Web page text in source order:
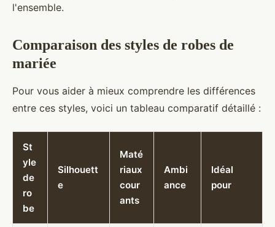
l'ensemble.
Comparaison des styles de robes de
mariée
Pour vous aider à mieux comprendre les différences
entre ces styles, voici un tableau comparatif détaillé :
St
yle
de
ro
be
Silhouett
e
Maté
riaux
cour
ants
Ambi
ance
Idéal
pour